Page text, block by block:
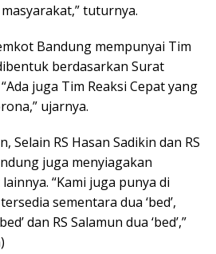
tuturnya.
Bandung mempunyai Tim
berdasarkan Surat
juga Tim Reaksi Cepat yang
ujarnya.
Selain RS Hasan Sadikin dan RS
juga menyiagakan
“Kami juga punya di
sementara dua ‘bed’,
dan RS Salamun dua ‘bed’,”